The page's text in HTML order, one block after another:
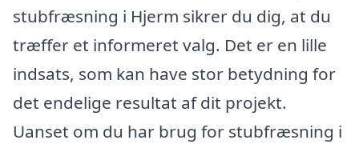
stubfræsning i Hjerm sikrer du dig, at du
træffer et informeret valg. Det er en lille
indsats, som kan have stor betydning for
det endelige resultat af dit projekt.
Uanset om du har brug for stubfræsning i